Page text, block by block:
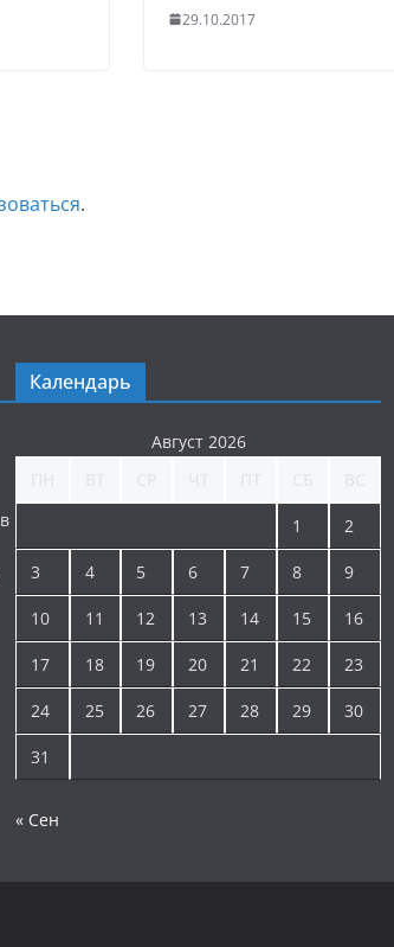
29.10.2017
.
Календарь
Август 2026
1 2
3 4 5 6 7 8 9
10 11 12 13 14 15 16
17 18 19 20 21 22 23
24 25 26 27 28 29 30
31
« Сен